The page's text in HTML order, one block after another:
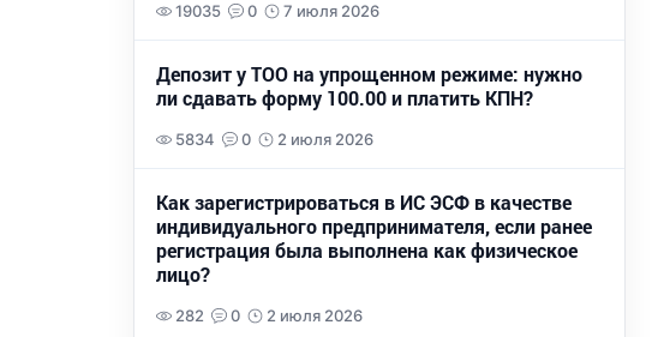
19035 0 7 июля 2026
Депозит у ТОО на упрощенном режиме: нужно
ли сдавать форму 100.00 и платить КПН?
5834 0 2 июля 2026
Как зарегистрироваться в ИС ЭСФ в качестве
индивидуального предпринимателя, если ранее
регистрация была выполнена как физическое
лицо?
282 0 2 июля 2026